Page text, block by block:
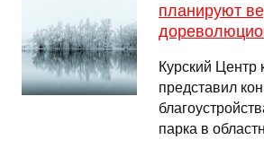
планируют
Курский Центр
представил
парка в